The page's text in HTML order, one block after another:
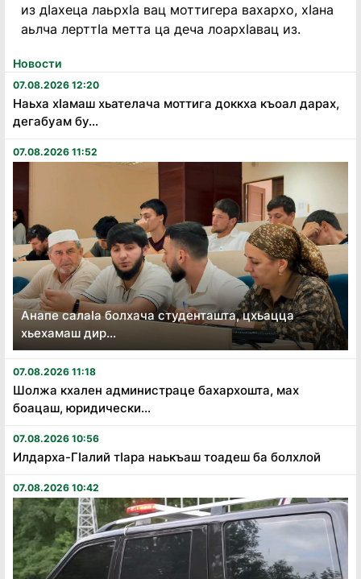
Новости
07.08.2026 12:20
Наьха хӏамаш хьателача моттига доккха къоал дарах,
дегабуам бу...
07.08.2026 11:52
Анапе салаӏа болхача студенташта, цхьацца
хьехамаш дир...
07.08.2026 11:18
Шолжа кхален администраце бахархошта, мах
боацаш, юридически...
07.08.2026 10:56
Илдарха-Гӏалий тӏара наькъаш тоадеш ба болхлой
07.08.2026 10:42
из дӀахеца лаьрхӀа вац моттигера вахархо, хӀана
аьлча лерттӀа метта ца деча лоархӀавац из.